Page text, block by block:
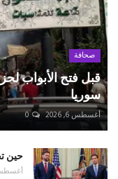
صحافة
قبل فتح الأبواب
سوريا
أغسطس 6, 2026 0
حين
أغسطس 4,